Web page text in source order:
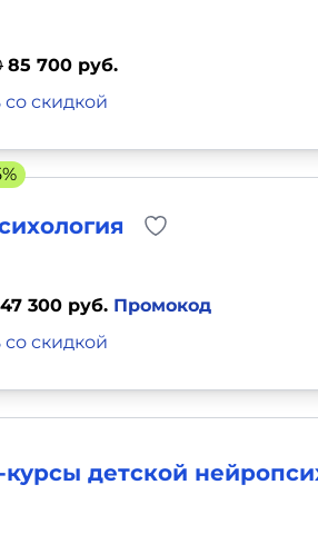
85 700 руб.
со скидкой
47 300 руб. Промокод
со скидкой
детской